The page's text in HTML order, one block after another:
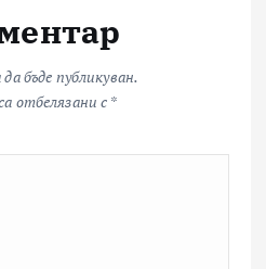
бъде публикуван.
отбелязани с *